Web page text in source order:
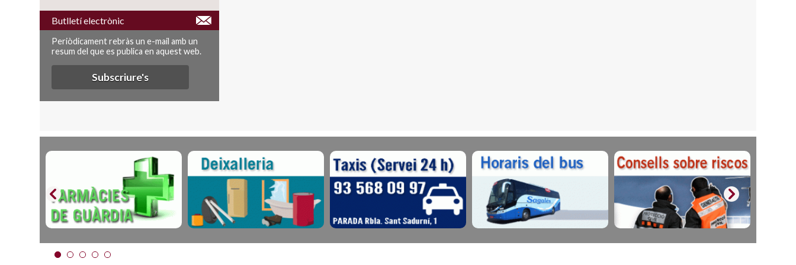
Butlletí electrònic
Periòdicament rebràs un e-mail amb un
resum del que es publica en aquest web.
Subscriure's